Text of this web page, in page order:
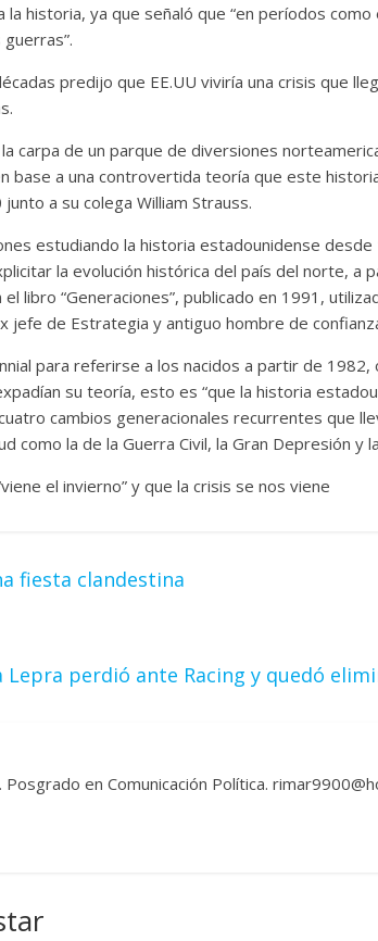
historia, ya que señaló que “en períodos como
predijo que EE.UU viviría una crisis que
carpa de un parque de diversiones
base a una controvertida teoría que este
a su colega William Strauss.
estudiando la historia estadounidense desde
la evolución histórica del país del norte, a
libro “Generaciones”, publicado en 1991,
jefe de Estrategia y antiguo hombre de
para referirse a los nacidos a partir de 1982,
su teoría, esto es “que la historia
cambios generacionales recurrentes que
como la de la Guerra Civil, la Gran Depresión y
el invierno” y que la crisis se nos viene
fiesta clandestina
Lepra perdió ante Racing y quedó
en Comunicación Política.